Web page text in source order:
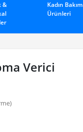
&
Kadın Bakım
Ürünleri
Verici